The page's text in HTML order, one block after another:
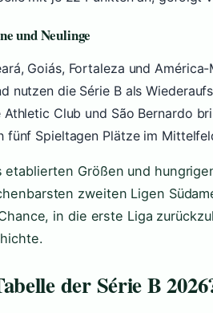
und Neulinge
Goiás, Fortaleza und
nutzen die Série B als
Athletic Club und São Bernardo
fünf Spieltagen Plätze im
etablierten Größen und
zweiten Ligen
in die erste Liga
der Série B